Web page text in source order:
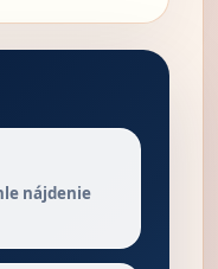
nájdenie